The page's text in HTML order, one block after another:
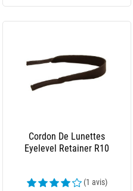
Cordon De Lunettes
Eyelevel Retainer R10
(1 avis)